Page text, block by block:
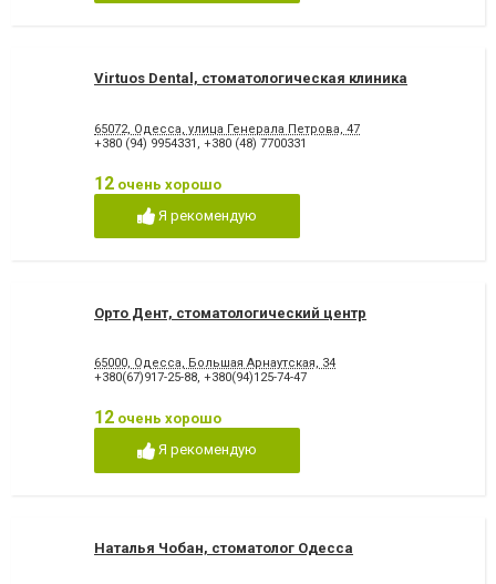
Virtuos Dental, стоматологическая клиника
65072, Одесса, улица Генерала Петрова, 47
+380 (94) 9954331
+380 (48) 7700331
12 очень хорошо
Я рекомендую
Орто Дент, стоматологический центр
65000, Одесса, Большая Арнаутская, 34
+380(67)917-25-88, +380(94)125-74-47
12 очень хорошо
Я рекомендую
Наталья Чобан, стоматолог Одесса